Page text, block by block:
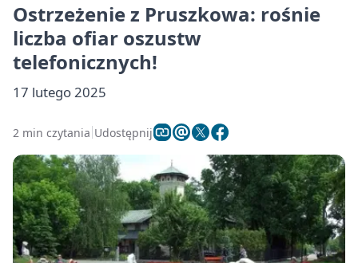
Ostrzeżenie z Pruszkowa: rośnie
liczba ofiar oszustw
telefonicznych!
17 lutego 2025
2 min czytania Udostępnij